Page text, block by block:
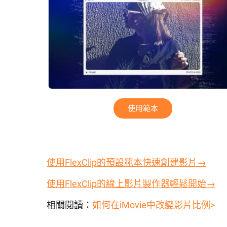
使用範本
使用FlexClip的預設範本快速創建影片→
使用FlexClip的線上影片製作器輕鬆開始→
相關閱讀： 如何在iMovie中改變影片比例>